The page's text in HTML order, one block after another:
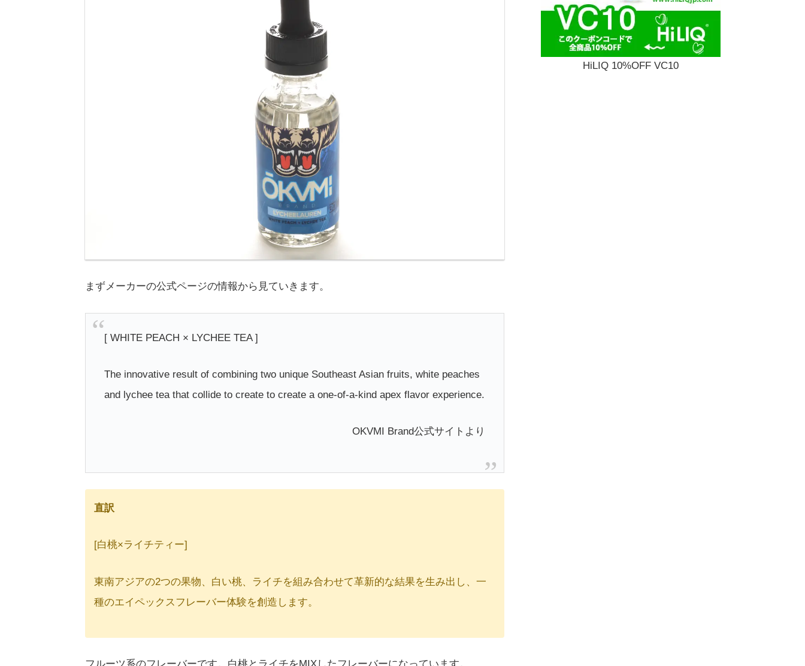
まずメーカーの公式ページの情報から見ていきます。
[ WHITE PEACH × LYCHEE TEA ]
The innovative result of combining two unique Southeast Asian fruits, white peaches
and lychee tea that collide to create to create a one-of-a-kind apex flavor experience.
OKVMI Brand公式サイトより
直訳
[白桃×ライチティー]
東南アジアの2つの果物、白い桃、ライチを組み合わせて革新的な結果を生み出し、一
種のエイペックスフレーバー体験を創造します。
HiLIQ 10%OFF VC10